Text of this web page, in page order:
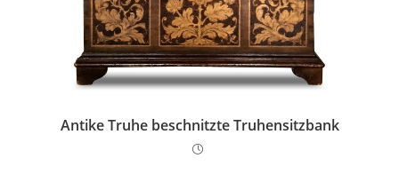
Antike Truhe beschnitzte Truhensitzbank